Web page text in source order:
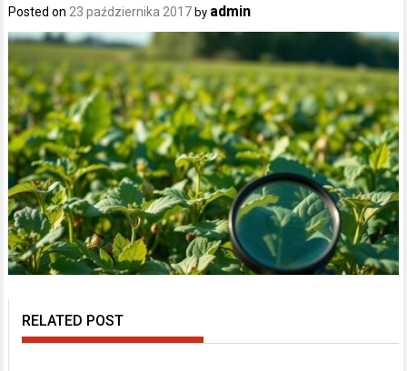
Posted on23 października 2017 by admin
RELATED POST